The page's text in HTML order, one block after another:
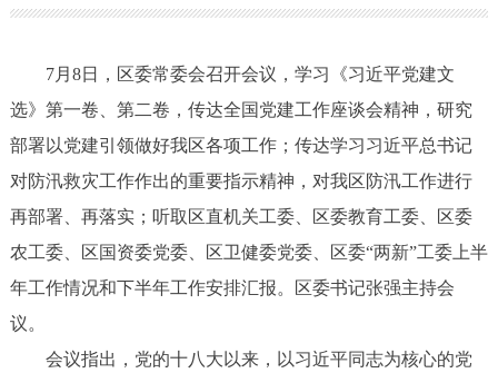
7月8日，区委常委会召开会议，学习《习近平党建文
选》第一卷、第二卷，传达全国党建工作座谈会精神，研究
部署以党建引领做好我区各项工作；传达学习习近平总书记
对防汛救灾工作作出的重要指示精神，对我区防汛工作进行
再部署、再落实；听取区直机关工委、区委教育工委、区委
农工委、区国资委党委、区卫健委党委、区委“两新”工委上半
年工作情况和下半年工作安排汇报。区委书记张强主持会
议。
会议指出，党的十八大以来，以习近平同志为核心的党